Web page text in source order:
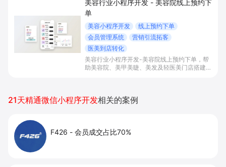
美容行业小程序开发 - 美容院线上预约下
单
美容小程序开发
线上预约下单
会员管理系统
营销引流拓客
医美到店转化
美容行业小程序开发-美容院线上预约下单，帮
助美容院、美甲美睫、美发及轻医美门店搭建线
21天精通微信小程序开发相关的案例
F426 - 会员成交占比70%